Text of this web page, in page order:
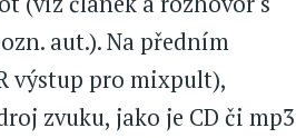
aut.). Na předním
výstup pro mixpult),
zvuku, jako je CD či mp3